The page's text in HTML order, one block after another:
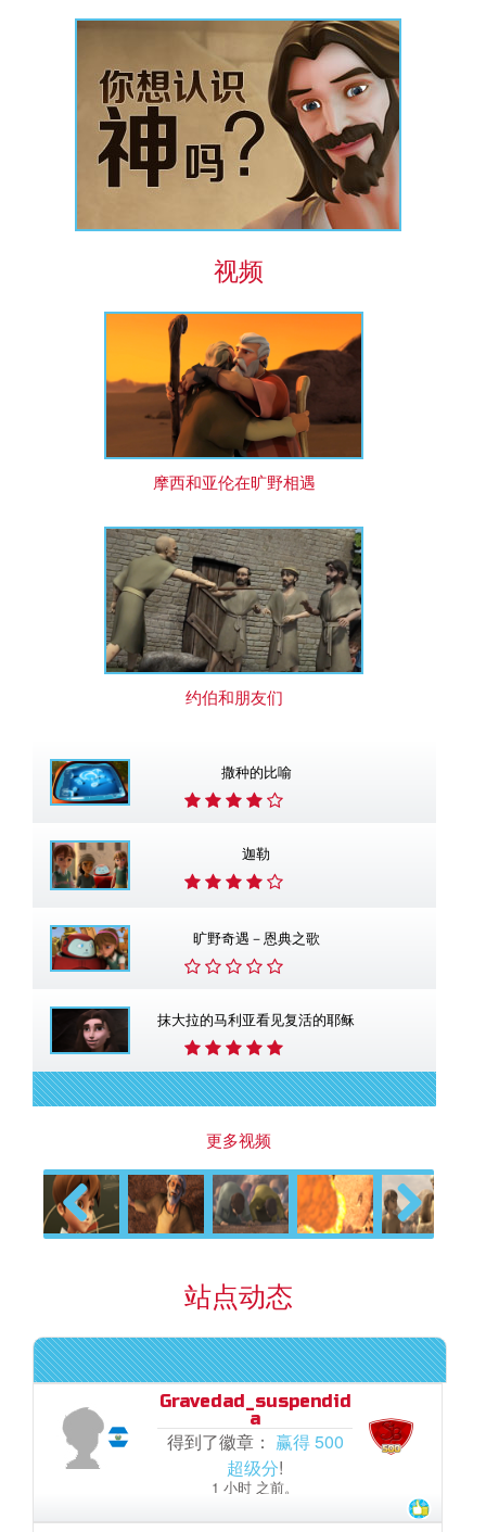
视频
摩西和亚伦在旷野相遇
约伯和朋友们
撒种的比喻
迦勒
旷野奇遇－恩典之歌
抹大拉的马利亚看见复活的耶稣
更多视频
Previous Next
站点动态
Gravedad_suspendid
a
得到了徽章： 赢得 500
超级分!
1 小时 之前。